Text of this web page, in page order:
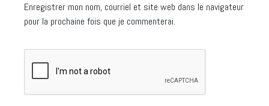
Enregistrer mon nom, courriel et site web dans le navigateur
pour la prochaine fois que je commenterai.